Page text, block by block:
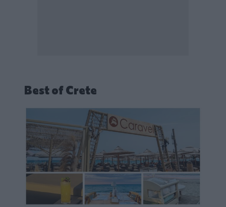
Best of Crete